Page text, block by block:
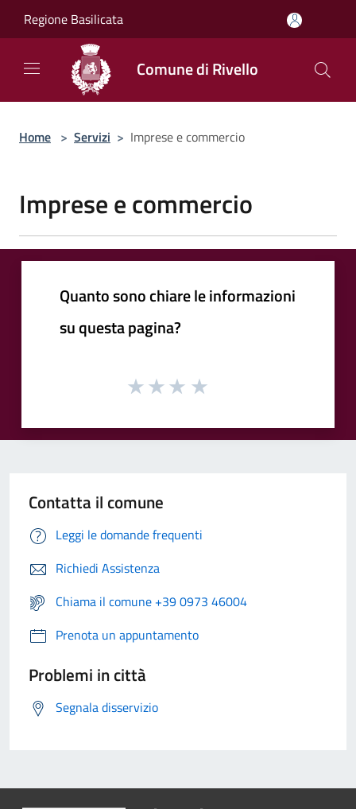
Regione Basilicata
Comune di Rivello
Home > Servizi > Imprese e commercio
Imprese e commercio
Quanto sono chiare le informazioni
su questa pagina?
Contatta il comune
Leggi le domande frequenti
Richiedi Assistenza
Chiama il comune +39 0973 46004
Prenota un appuntamento
Problemi in città
Segnala disservizio